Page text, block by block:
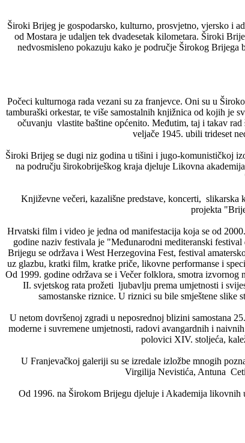
Široki Brijeg je gospodarsko, kulturno, prosvjetno, vjersko i
od Mostara je udaljen tek dvadesetak kilometara. Široki
nedvosmisleno pokazuju kako je područje Širokog
Počeci kulturnoga rada vezani su za franjevce. Oni su u
tamburaški orkestar, te više samostalnih knjižnica od kojih je
očuvanju vlastite baštine općenito. Međutim, taj i takav
veljače 1945. ubili trideset
Široki Brijeg se dugi niz godina u tišini i jugo-komunističkoj
na području širokobriješkog kraja djeluje Likovna
Književne večeri, kazališne predstave, koncerti,
projekta
Hrvatski film i video je jedna od manifestacija koja se od
godine naziv festivala je "Međunarodni mediteranski
Brijegu se održava i West Herzegovina Fest, festival
uz glazbu, kratki film, kratke priče, likovne performanse i
Od 1999. godine održava se i Večer folklora, smotra izvornog
II. svjetskog rata prožeti ljubavlju prema umjetnosti i
samostanske riznice. U riznici su bile smještene
U netom dovršenoj zgradi u neposrednoj blizini samostana
moderne i suvremene umjetnosti, radovi avangardnih i
polovici XIV. stoljeća,
U Franjevačkoj galeriji su se izredale izložbe mnogih
Virgilija Nevistića, Antuna
Od 1996. na Širokom Brijegu djeluje i Akademija likovnih